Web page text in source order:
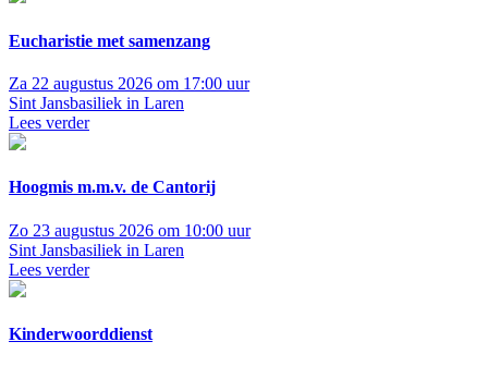
Eucharistie met samenzang
Za 22 augustus 2026 om 17:00 uur
Sint Jansbasiliek in Laren
Lees verder
Hoogmis m.m.v. de Cantorij
Zo 23 augustus 2026 om 10:00 uur
Sint Jansbasiliek in Laren
Lees verder
Kinderwoorddienst